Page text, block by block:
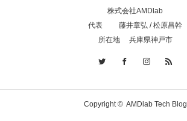
株式会社AMDlab
代表 藤井章弘 / 松原昌幹
所在地 兵庫県神戸市
Copyright © AMDlab Tech Blog